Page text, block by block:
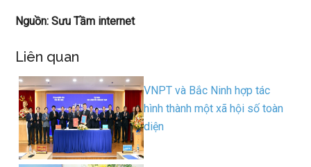
Nguồn: Sưu Tầm internet
Liên quan
VNPT và Bắc Ninh hợp tác
hình thành một xã hội số toàn
diện